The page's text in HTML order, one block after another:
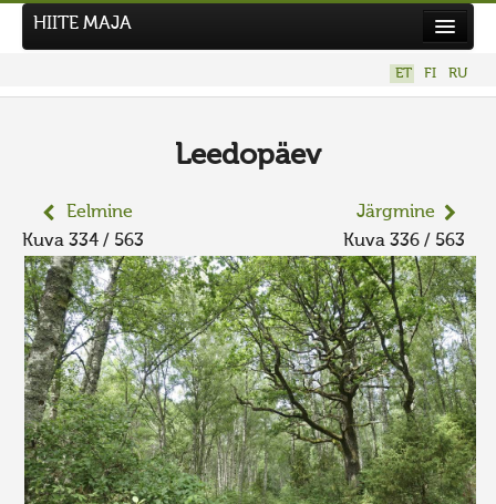
Tegutse
Kuvavõistlused
UUS KUVAVÕISTLUS
Hiite kuvavõistlus 2026
VANEMAD KUVAVÕISTLUSED
Kontakt
HIITE MAJA
ET FI RU
Leedopäev
Eelmine
Kuva 334 / 563
Järgmine
Kuva 336 / 563